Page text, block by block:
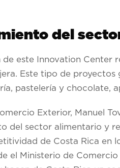
del
de este Innovation Center
Este tipo de
pastelería y
Exterior, Manuel
del sector alimentario y
de Costa Rica en
el Ministerio de